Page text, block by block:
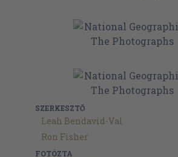
SZERKESZTŐ
Leah Bendavid-Val
Ron Fisher
FOTÓZTA